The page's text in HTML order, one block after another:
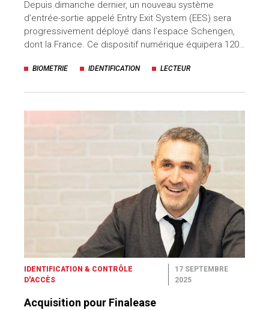
Depuis dimanche dernier, un nouveau système
d’entrée-sortie appelé Entry Exit System (EES) sera
progressivement déployé dans l’espace Schengen,
dont la France. Ce dispositif numérique équipera 120…
BIOMETRIE IDENTIFICATION LECTEUR
IDENTIFICATION & CONTRÔLE
D'ACCÈS
17 SEPTEMBRE
2025
Acquisition pour Finalease